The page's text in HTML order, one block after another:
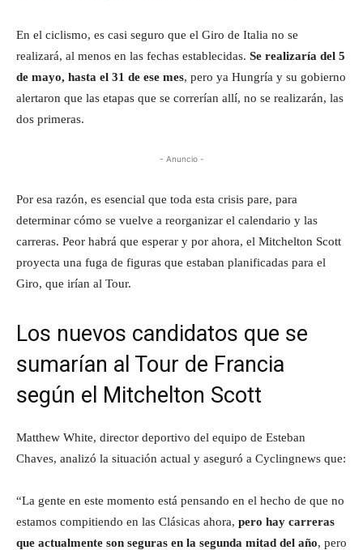
En el ciclismo, es casi seguro que el Giro de Italia no se
realizará, al menos en las fechas establecidas. Se realizaría del 5
de mayo, hasta el 31 de ese mes, pero ya Hungría y su gobierno
alertaron que las etapas que se correrían allí, no se realizarán, las
dos primeras.
- Anuncio -
Por esa razón, es esencial que toda esta crisis pare, para
determinar cómo se vuelve a reorganizar el calendario y las
carreras. Peor habrá que esperar y por ahora, el Mitchelton Scott
proyecta una fuga de figuras que estaban planificadas para el
Giro, que irían al Tour.
Los nuevos candidatos que se
sumarían al Tour de Francia
según el Mitchelton Scott
Matthew White, director deportivo del equipo de Esteban
Chaves, analizó la situación actual y aseguró a Cyclingnews que:
“La gente en este momento está pensando en el hecho de que no
estamos compitiendo en las Clásicas ahora, pero hay carreras
que actualmente son seguras en la segunda mitad del año, pero